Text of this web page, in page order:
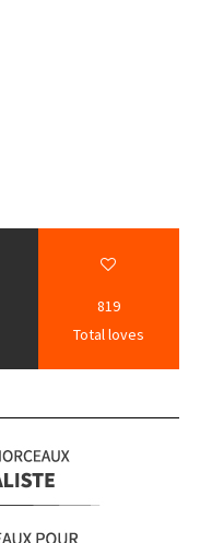
819
Total loves